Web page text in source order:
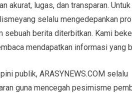
akurat, lugas, dan transparan. Untuk
selalu mengedepankan
berita diterbitkan. Kami
mendapatkan informasi yang
publik, ARASYNEWS.COM selalu
guna mencegah pesimisme